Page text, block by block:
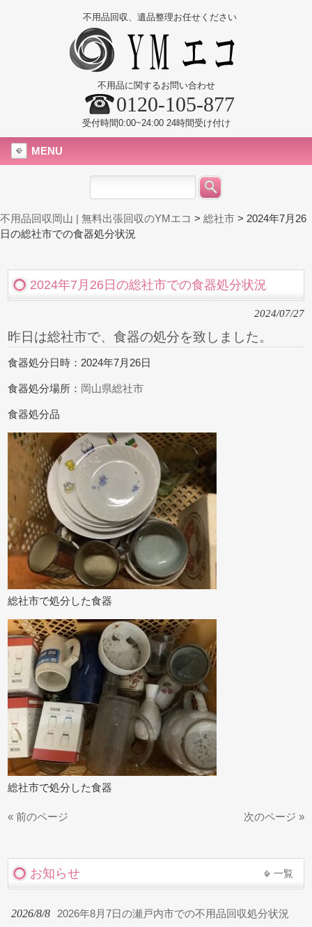
不用品回収、遺品整理お任せください
不用品に関するお問い合わせ
0120-105-877
受付時間0:00~24:00 24時間受け付け
MENU
不用品回収岡山 | 無料出張回収のYMエコ > 総社市 > 2024年7月26
日の総社市での食器処分状況
2024年7月26日の総社市での食器処分状況
2024/07/27
昨日は総社市で、食器の処分を致しました。
食器処分日時：2024年7月26日
食器処分場所： 岡山県総社市
食器処分品
総社市で処分した食器
総社市で処分した食器
« 前のページ 次のページ »
お知らせ 一覧
2026/8/8 2026年8月7日の瀬戸内市での不用品回収処分状況